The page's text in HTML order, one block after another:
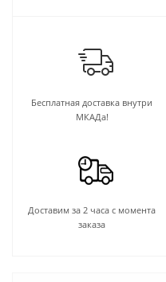
Бесплатная доставка внутри
МКАДа!
Доставим за 2 часа с момента
заказа